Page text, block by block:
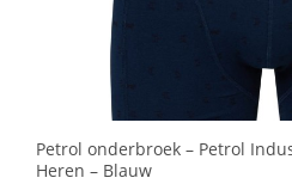
Petrol onderbroek – Petrol
Heren – Blauw